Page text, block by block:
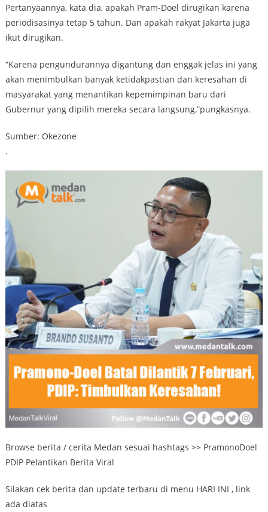
Pertanyaannya, kata dia, apakah Pram-Doel dirugikan karena
periodisasinya tetap 5 tahun. Dan apakah rakyat Jakarta juga
ikut dirugikan.
“Karena pengundurannya digantung dan enggak jelas ini yang
akan menimbulkan banyak ketidakpastian dan keresahan di
masyarakat yang menantikan kepemimpinan baru dari
Gubernur yang dipilih mereka secara langsung,”pungkasnya.
Sumber: Okezone
.
Browse berita / cerita Medan sesuai hashtags >> PramonoDoel
PDIP Pelantikan Berita Viral
Silakan cek berita dan update terbaru di menu HARI INI , link
ada diatas